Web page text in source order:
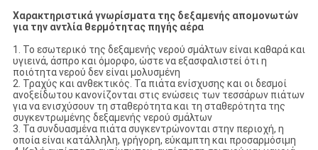
Χαρακτηριστικά γνωρίσματα της δεξαμενής απομονωτών
για την αντλία θερμότητας πηγής αέρα
1. Το εσωτερικό της δεξαμενής νερού σμάλτων είναι καθαρά και
υγιεινά, άσπρο και όμορφο, ώστε να εξασφαλιστεί ότι η
ποιότητα νερού δεν είναι μολυσμένη
2. Τραχύς και ανθεκτικός. Τα πιάτα ενίσχυσης και οι δεσμοί
ανοξείδωτου κανονίζονται στις ενώσεις των τεσσάρων πιάτων
για να ενισχύσουν τη σταθερότητα και τη σταθερότητα της
συγκεντρωμένης δεξαμενής νερού σμάλτων
3. Τα συνδυασμένα πιάτα συγκεντρώνονται στην περιοχή, η
οποία είναι κατάλληλη, γρήγορη, εύκαμπτη και προσαρμόσιμη